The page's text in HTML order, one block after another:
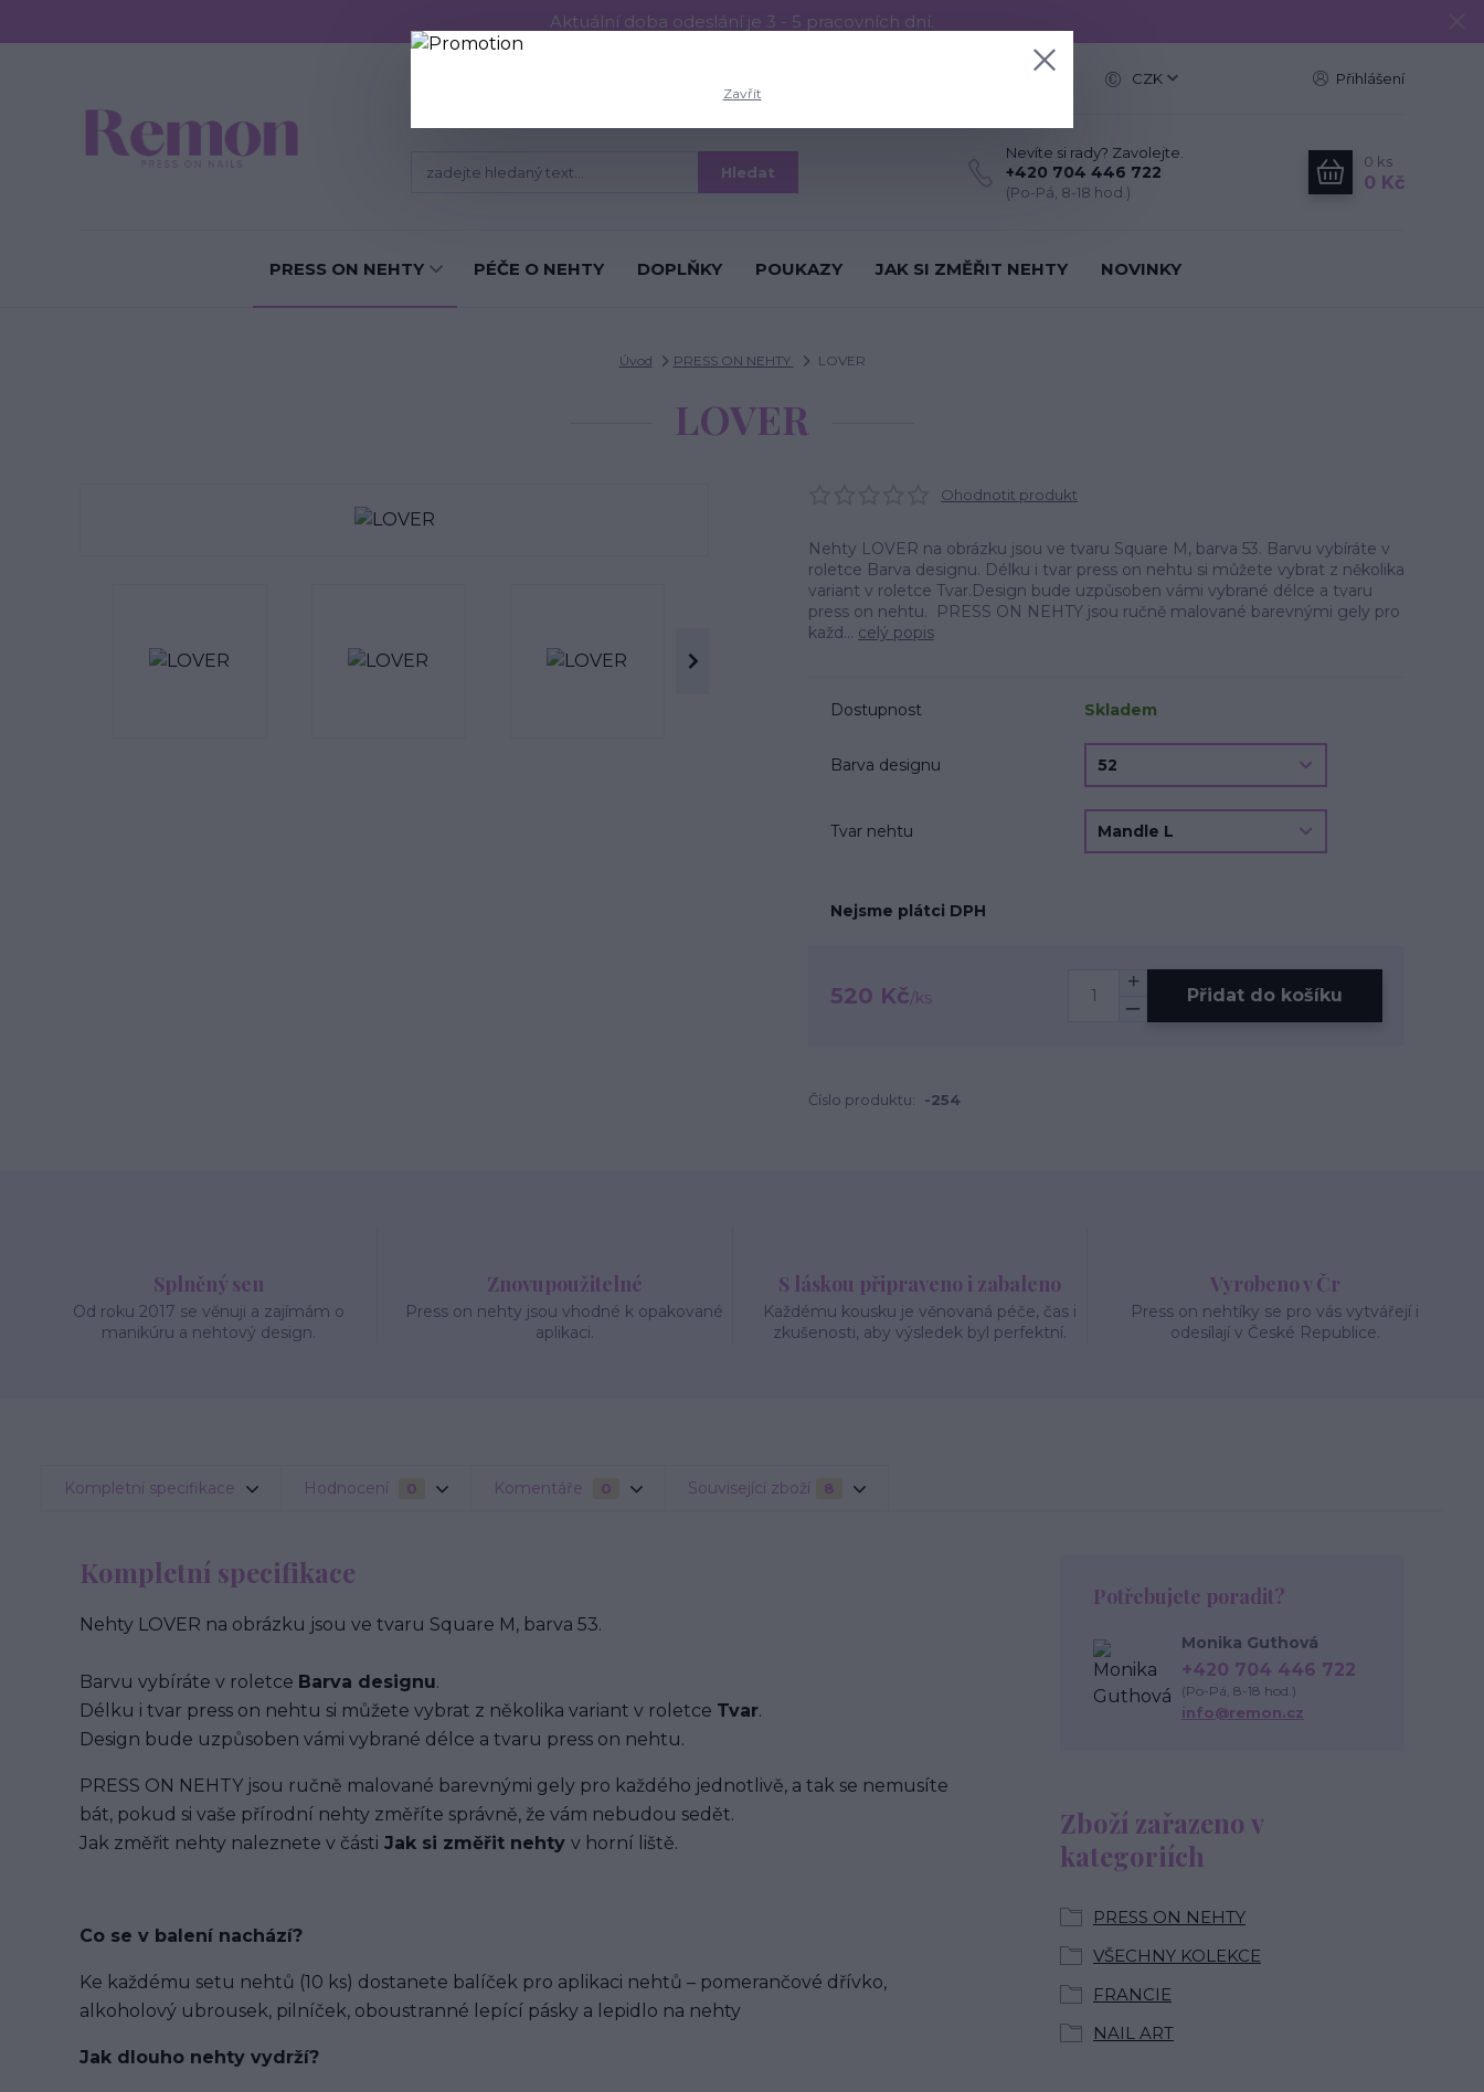
Aktuální doba odeslání je 3 - 5 pracovních dní.
CZK Přihlášení
Hledat
Nevíte si rady? Zavolejte.
+420 704 446 722
(Po-Pá, 8-18 hod.)
0 ks
0 Kč
PRESS ON NEHTY PÉČE O NEHTY DOPLŇKY POUKAZY JAK SI ZMĚŘIT NEHTY NOVINKY
Úvod PRESS ON NEHTY LOVER
LOVER
Ohodnotit produkt
Nehty LOVER na obrázku jsou ve tvaru Square M, barva 53. Barvu vybíráte v
roletce Barva designu. Délku i tvar press on nehtu si můžete vybrat z několika
variant v roletce Tvar.Design bude uzpůsoben vámi vybrané délce a tvaru
press on nehtu. PRESS ON NEHTY jsou ručně malované barevnými gely pro
každ... celý popis
Dostupnost Skladem
Barva designu
Tvar nehtu
Nejsme plátci DPH
520 Kč/ks Přidat do košíku
Číslo produktu: -254
Splněný sen
Od roku 2017 se věnuji a zajímám o
manikúru a nehtový design.
Znovupoužitelné
Press on nehty jsou vhodné k opakované
aplikaci.
S láskou připraveno i zabaleno
Každému kousku je věnovaná péče, čas i
zkušenosti, aby výsledek byl perfektní.
Vyrobeno v Čr
Press on nehtíky se pro vás vytvářejí i
odesílají v České Republice.
Kompletní specifikace Hodnocení 0 Komentáře 0 Související zboží 8
Kompletní specifikace
Nehty LOVER na obrázku jsou ve tvaru Square M, barva 53.
Barvu vybíráte v roletce Barva designu.
Délku i tvar press on nehtu si můžete vybrat z několika variant v roletce Tvar.
Design bude uzpůsoben vámi vybrané délce a tvaru press on nehtu.
PRESS ON NEHTY jsou ručně malované barevnými gely pro každého jednotlivě, a tak se nemusíte
bát, pokud si vaše přírodní nehty změříte správně, že vám nebudou sedět.
Jak změřit nehty naleznete v části Jak si změřit nehty v horní liště.
Co se v balení nachází?
Ke každému setu nehtů (10 ks) dostanete balíček pro aplikaci nehtů – pomerančové dřívko,
alkoholový ubrousek, pilníček, oboustranné lepící pásky a lepidlo na nehty
Jak dlouho nehty vydrží?
Zboží zařazeno v
kategoriích
PRESS ON NEHTY
VŠECHNY KOLEKCE
FRANCIE
NAIL ART
Potřebujete poradit?
Monika Guthová
+420 704 446 722
(Po-Pá, 8-18 hod.)
info@remon.cz
Zavřít